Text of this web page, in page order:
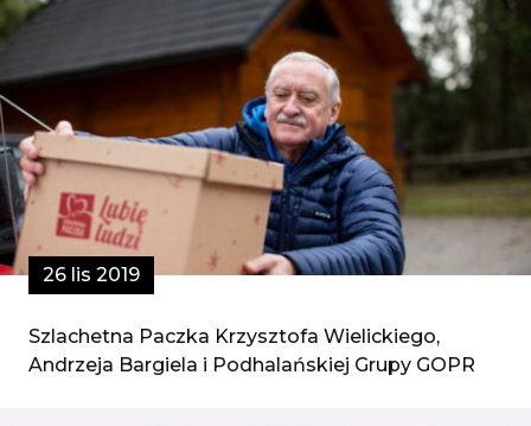
26 lis 2019
Szlachetna Paczka Krzysztofa Wielickiego,
Andrzeja Bargiela i Podhalańskiej Grupy GOPR